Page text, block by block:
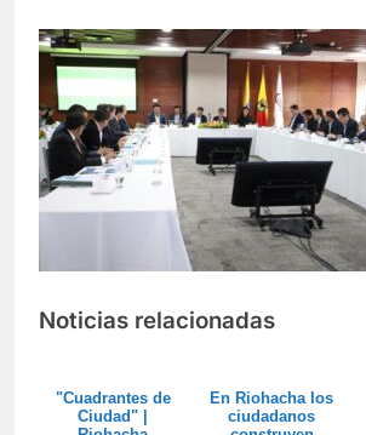
Noticias relacionadas
"Cuadrantes de
Ciudad" |
En Riohacha los
ciudadanos